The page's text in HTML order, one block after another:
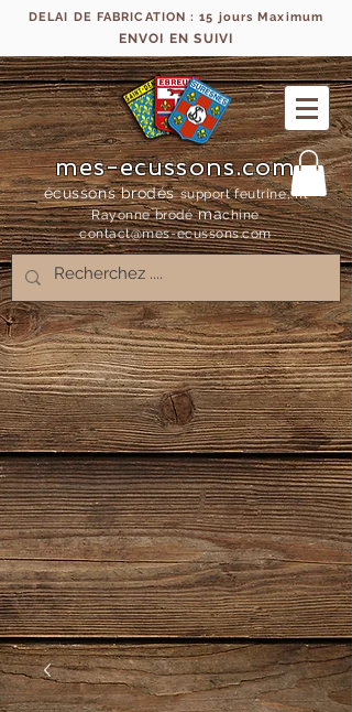
DELAI DE FABRICATION : 15 jours Maximum
ENVOI EN SUIVI
mes-ecussons.com
écussons brodés support feutrine, fil
Rayonne brodémachine
contact@mes-ecussons.com